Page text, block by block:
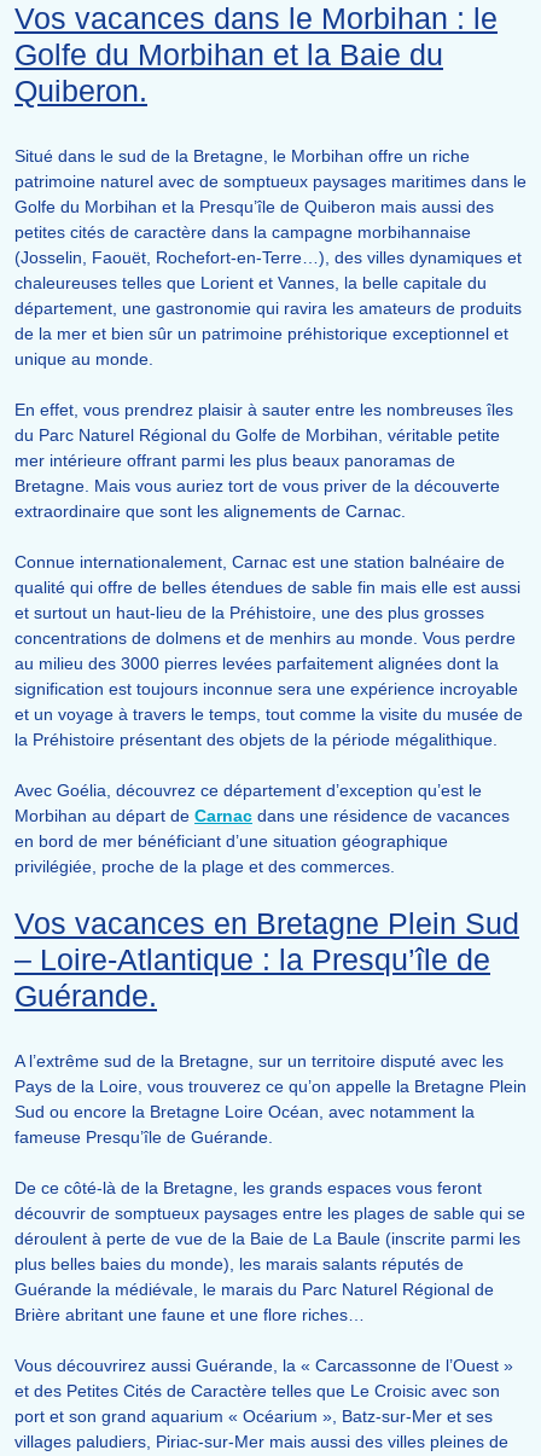
Vos vacances dans le Morbihan : le
Golfe du Morbihan et la Baie du
Quiberon.
Situé dans le sud de la Bretagne, le Morbihan offre un riche
patrimoine naturel avec de somptueux paysages maritimes dans le
Golfe du Morbihan et la Presqu’île de Quiberon mais aussi des
petites cités de caractère dans la campagne morbihannaise
(Josselin, Faouët, Rochefort-en-Terre…), des villes dynamiques et
chaleureuses telles que Lorient et Vannes, la belle capitale du
département, une gastronomie qui ravira les amateurs de produits
de la mer et bien sûr un patrimoine préhistorique exceptionnel et
unique au monde.
En effet, vous prendrez plaisir à sauter entre les nombreuses îles
du Parc Naturel Régional du Golfe de Morbihan, véritable petite
mer intérieure offrant parmi les plus beaux panoramas de
Bretagne. Mais vous auriez tort de vous priver de la découverte
extraordinaire que sont les alignements de Carnac.
Connue internationalement, Carnac est une station balnéaire de
qualité qui offre de belles étendues de sable fin mais elle est aussi
et surtout un haut-lieu de la Préhistoire, une des plus grosses
concentrations de dolmens et de menhirs au monde. Vous perdre
au milieu des 3000 pierres levées parfaitement alignées dont la
signification est toujours inconnue sera une expérience incroyable
et un voyage à travers le temps, tout comme la visite du musée de
la Préhistoire présentant des objets de la période mégalithique.
Avec Goélia, découvrez ce département d’exception qu’est le
Morbihan au départ de Carnac dans une résidence de vacances
en bord de mer bénéficiant d’une situation géographique
privilégiée, proche de la plage et des commerces.
Vos vacances en Bretagne Plein Sud
– Loire-Atlantique : la Presqu’île de
Guérande.
A l’extrême sud de la Bretagne, sur un territoire disputé avec les
Pays de la Loire, vous trouverez ce qu’on appelle la Bretagne Plein
Sud ou encore la Bretagne Loire Océan, avec notamment la
fameuse Presqu’île de Guérande.
De ce côté-là de la Bretagne, les grands espaces vous feront
découvrir de somptueux paysages entre les plages de sable qui se
déroulent à perte de vue de la Baie de La Baule (inscrite parmi les
plus belles baies du monde), les marais salants réputés de
Guérande la médiévale, le marais du Parc Naturel Régional de
Brière abritant une faune et une flore riches…
Vous découvrirez aussi Guérande, la « Carcassonne de l’Ouest »
et des Petites Cités de Caractère telles que Le Croisic avec son
port et son grand aquarium « Océarium », Batz-sur-Mer et ses
villages paludiers, Piriac-sur-Mer mais aussi des villes pleines de